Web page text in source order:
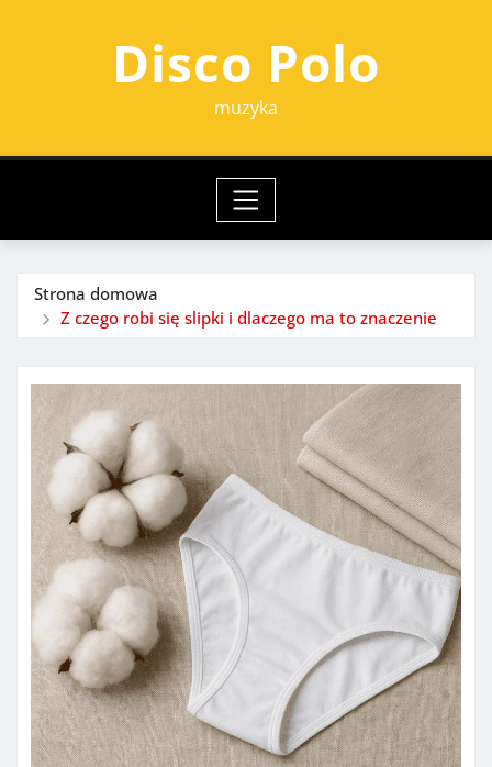
Disco Polo
muzyka
Strona domowa
Z czego robi się slipki i dlaczego ma to znaczenie